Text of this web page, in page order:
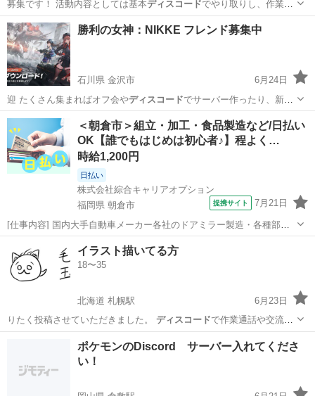
募集です！ 活動内容としては基本ディスコードでやり取りし、作業通
話(無理に話さ…
愛知 名古屋市 名古屋駅 お絵描き
勝利の女神：NIKKE フレンド募集中
石川県 金沢市
6月24日
迎 たくさん集まればオフ会やディスコードでサーバー作ったり、新た
にレイド制…
石川 金沢市 ゲーム/アプリ フレンド
＜朝倉市＞組立・加工・食品製造など/日払い
OK【誰でもはじめは初心者♪】程よく…
時給1,200円
日払い
株式会社綜合キャリアオプション
福岡県 朝倉市
提携サイト 7月21日
[仕事内容] 国内大手自動車メーカー各社のドアミラー製造・各種部品
の組付作業・全自動機、 半自動機導入・部品運搬等その他付随業務有
男女ともに活躍できる職場です。 工場内は空調設備も完備未経験から
スタートしている方多数研修体制...
イラスト描いてる方
18〜35
北海道 札幌駅
6月23日
りたく投稿させていただきました。 ディスコードで作業通話や交流が
できたら嬉しいで…
ポケモンのDiscord サーバー入れてくださ
い！